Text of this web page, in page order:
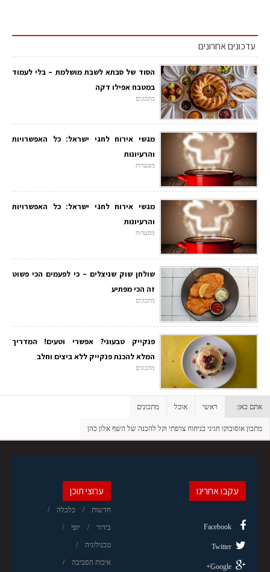
עדכונים אחרונים
הסוד של סבתא לשבת מושלמת – בלי לעמוד
במטבח אפילו דקה
מתכונים
מגשי אירוח לחגי ישראל: כל האפשרויות
והרעיונות
מסעדות
מגשי אירוח לחגי ישראל: כל האפשרויות
והרעיונות
מסעדות
שולחן שוק שניצלים – כי לפעמים הכי פשוט
זה הכי מפתיע
מתכונים
פנקייק טבעוני? אפשרי וטעים! המדריך
המלא להכנת פנקייק ללא ביצים וחלב
מתכונים
אתם כאן: ראשי אוכל מתכונים
מתכון אוסובוקו חגיגי בניחוח צרפתי וקל להכנה של השף אלון כהן
ערוצי תוכן
חדשות כלכלה
בידור יופי
טכנולוגיה
איכות הסביבה
עקבו אחרינו
Facebook
Twitter
Google+